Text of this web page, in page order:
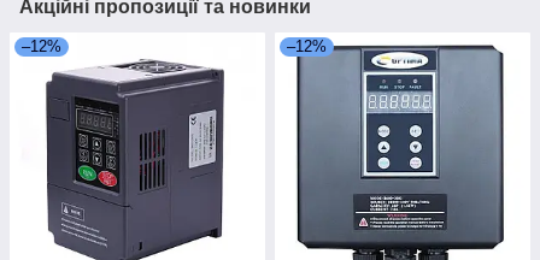
Акційні пропозиції та новинки
–12% –12%